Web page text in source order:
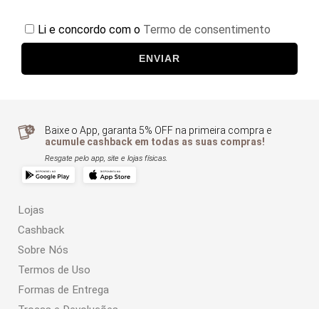
Li e concordo com o Termo de consentimento
ENVIAR
Baixe o App, garanta 5% OFF na primeira compra e
acumule cashback em todas as suas compras!
Resgate pelo app, site e lojas físicas.
Lojas
Cashback
Sobre Nós
Termos de Uso
Formas de Entrega